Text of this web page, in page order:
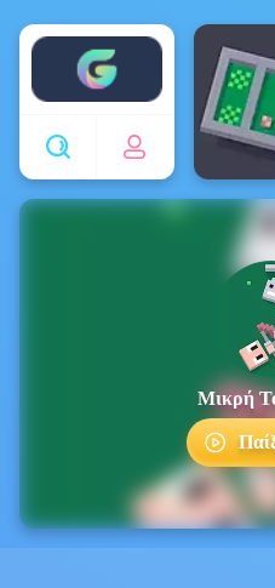
Enjoy4fun
Μικρή